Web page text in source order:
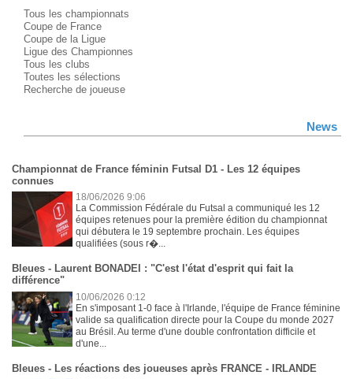
Tous les championnats
Coupe de France
Coupe de la Ligue
Ligue des Championnes
Tous les clubs
Toutes les sélections
Recherche de joueuse
News
Championnat de France féminin Futsal D1 - Les 12 équipes
connues
18/06/2026 9:06
La Commission Fédérale du Futsal a communiqué les 12
équipes retenues pour la première édition du championnat
qui débutera le 19 septembre prochain. Les équipes
qualifiées (sous r�...
Bleues - Laurent BONADEI : "C'est l'état d'esprit qui fait la
différence"
10/06/2026 0:12
En s'imposant 1-0 face à l'Irlande, l'équipe de France féminine
valide sa qualification directe pour la Coupe du monde 2027
au Brésil. Au terme d'une double confrontation difficile et
d'une...
Bleues - Les réactions des joueuses après FRANCE - IRLANDE